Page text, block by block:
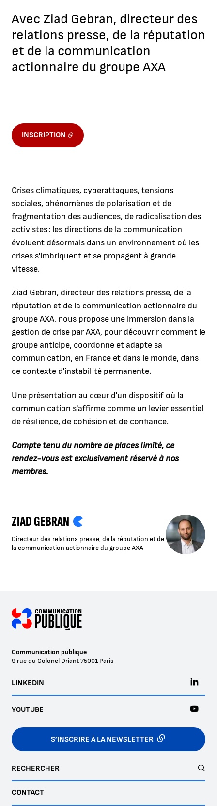
Avec Ziad Gebran, directeur des
relations presse, de la réputation
et de la communication
actionnaire du groupe AXA
INSCRIPTION
Crises climatiques, cyberattaques, tensions
sociales, phénomènes de polarisation et de
fragmentation des audiences, de radicalisation des
activistes : les directions de la communication
évoluent désormais dans un environnement où les
crises s'imbriquent et se propagent à grande
vitesse.
Ziad Gebran, directeur des relations presse, de la
réputation et de la communication actionnaire du
groupe AXA, nous propose une immersion dans la
gestion de crise par AXA, pour découvrir comment le
groupe anticipe, coordonne et adapte sa
communication, en France et dans le monde, dans
ce contexte d'instabilité permanente.
Une présentation au cœur d'un dispositif où la
communication s'affirme comme un levier essentiel
de résilience, de cohésion et de confiance.
Compte tenu du nombre de places limité, ce
rendez-vous est exclusivement réservé à nos
membres.
ZIAD GEBRAN
Directeur des relations presse, de la réputation et de
la communication actionnaire du groupe AXA
Communication publique
9 rue du Colonel Driant75001 Paris
S’INSCRIRE À LA NEWSLETTER
LINKEDIN
YOUTUBE
RECHERCHER
CONTACT